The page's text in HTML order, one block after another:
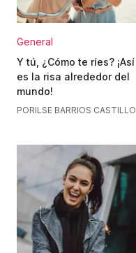
General
Y tú, ¿Cómo te ríes? ¡Así
es la risa alrededor del
mundo!
PORILSE BARRIOS CASTILLO